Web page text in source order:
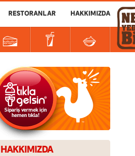
RESTORANLAR HAKKIMIZDA
HAKKIMIZDA